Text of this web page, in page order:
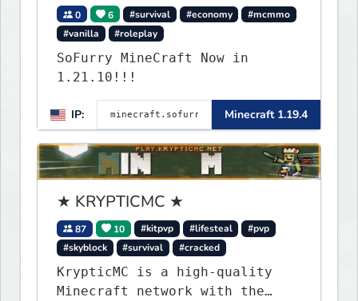
0 6 #survival #economy
#mcmmo
#vanilla
#roleplay
SoFurry MineCraft Now in
1.21.10!!!
IP: Minecraft 1.19.4
★ KRYPTICMC ★
87 10 #kitpvp #lifesteal
#pvp
#skyblock
#survival #cracked
KrypticMC is a high-quality
Minecraft network with the